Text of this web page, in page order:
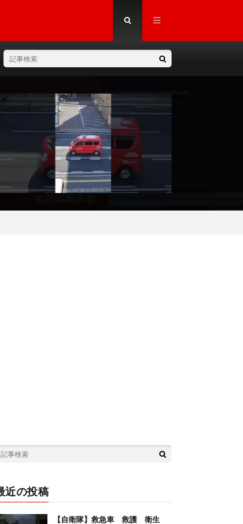
近の投稿
【自衛隊】救急車 救護 衛生